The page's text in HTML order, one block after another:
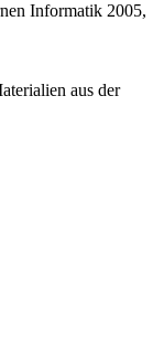
Informatik 2005,
aus der